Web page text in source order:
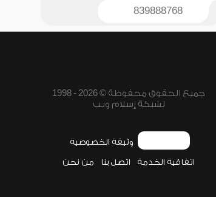
839888768
جميع الحقوق محفوظة © 2026 - 1998
لشبكة إسلام ويب
وثيقة الخصوصية
اتفاقية الخدمة اتصل بنا من نحن